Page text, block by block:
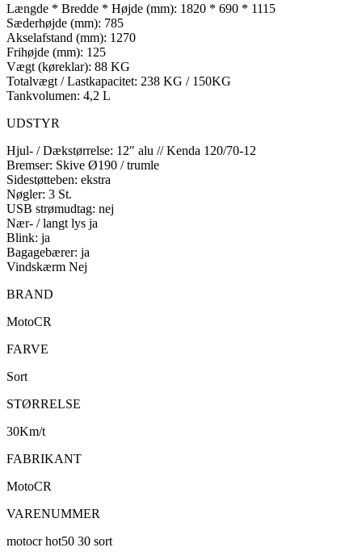
Længde * Bredde * Højde (mm): 1820 * 690 * 1115
Sæderhøjde (mm): 785
Akselafstand (mm): 1270
Frihøjde (mm): 125
Vægt (køreklar): 88 KG
Totalvægt / Lastkapacitet: 238 KG / 150KG
Tankvolumen: 4,2 L
UDSTYR
Hjul- / Dækstørrelse: 12″ alu // Kenda 120/70-12
Bremser: Skive Ø190 / trumle
Sidestøtteben: ekstra
Nøgler: 3 St.
USB strømudtag: nej
Nær- / langt lys ja
Blink: ja
Bagagebærer: ja
Vindskærm Nej
BRAND
MotoCR
FARVE
Sort
STØRRELSE
30Km/t
FABRIKANT
MotoCR
VARENUMMER
motocr hot50 30 sort